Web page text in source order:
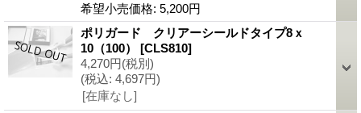
希望小売価格: 5,200円
ポリガード クリアーシールドタイプ8ｘ
10（100） [CLS810]
4,270円(税別)
(税込: 4,697円)
[在庫なし]